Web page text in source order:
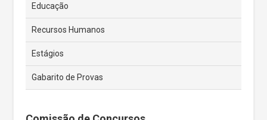
Educação
Recursos Humanos
Estágios
Gabarito de Provas